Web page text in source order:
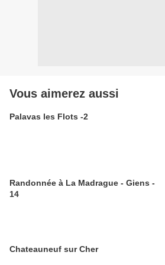
Vous aimerez aussi
Palavas les Flots -2
Randonnée à La Madrague - Giens -
14
Chateauneuf sur Cher